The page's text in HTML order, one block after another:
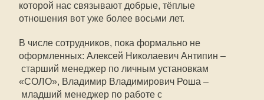
которой нас связывают добрые, тёплые
отношения вот уже более восьми лет.
В числе сотрудников, пока формально не
оформленных: Алексей Николаевич Антипин –
старший менеджер по личным установкам
«СОЛО», Владимир Владимирович Роша –
младший менеджер по работе с